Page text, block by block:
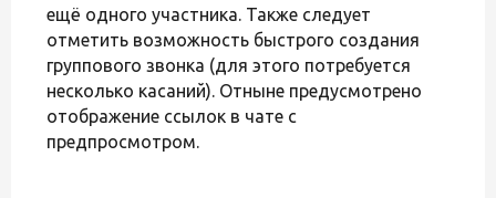
ещё одного участника. Также следует
отметить возможность быстрого создания
группового звонка (для этого потребуется
несколько касаний). Отныне предусмотрено
отображение ссылок в чате с
предпросмотром.